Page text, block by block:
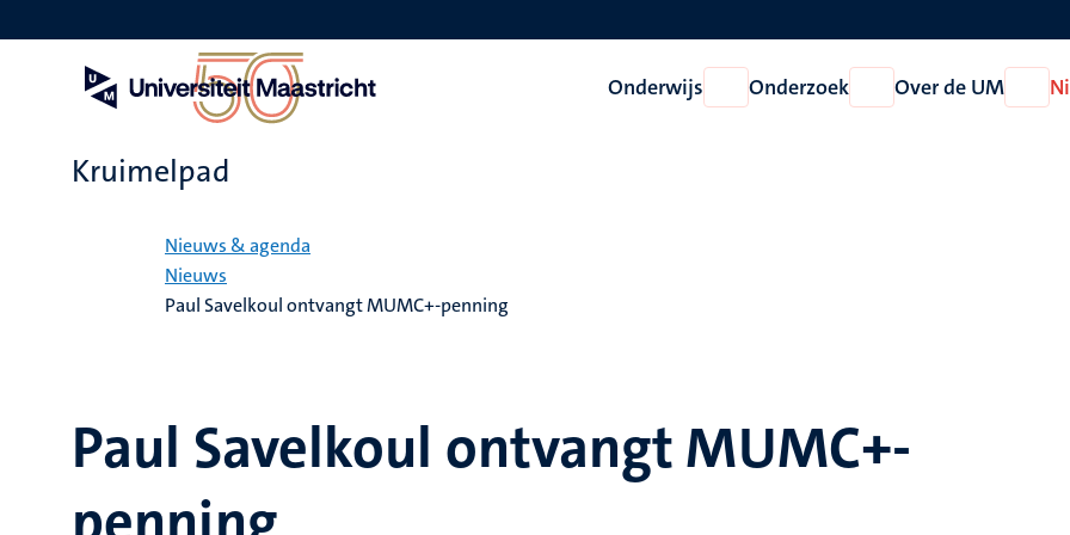
en
Onderwijs
Open
Onderwijs
Onderzoek
Open
Onderzoek
Over de UM
Open
Over
Kruimelpad
Nieuws & agenda
Nieuws
Paul Savelkoul ontvangt MUMC+-penning
Paul Savelkoul ontvangt MUMC+-